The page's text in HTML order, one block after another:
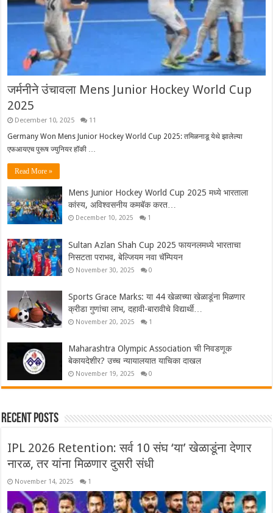
जर्मनीने उंचावला Mens Junior Hockey World Cup
2025
December 10, 2025 11
Germany Won Mens Junior Hockey World Cup 2025: तमिळनाडू येथे झालेल्या
एफआयएच पुरूष ज्युनियर हॉकी …
Read More »
Mens Junior Hockey World Cup 2025 मध्ये भारताला
कांस्य, अविश्वसनीय कमबॅक करत…
December 10, 2025 1
Sultan Azlan Shah Cup 2025 फायनलमध्ये भारताचा
निसटता पराभव, बेल्जियम नवा चॅम्पियन
November 30, 2025 0
Sports Grace Marks: या 44 खेळाच्या खेळाडूंना मिळणार
क्रीडा गुणांचा लाभ, दहावी-बारावीचे विद्यार्थी…
November 20, 2025 1
Maharashtra Olympic Association ची निवडणूक
बेकायदेशीर? उच्च न्यायालयात याचिका दाखल
November 19, 2025 0
Recent Posts
IPL 2026 Retention: सर्व 10 संघ ‘या’ खेळाडूंना देणार
नारळ, तर यांना मिळणार दुसरी संधी
November 14, 2025 1